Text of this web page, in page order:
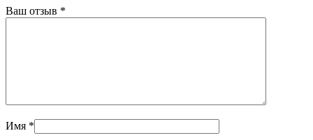
Ваш отзыв *
Имя *